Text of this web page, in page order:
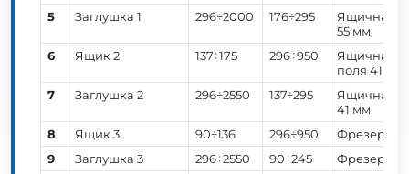
5
Заглушка 1 296÷2000 176÷295
Ящичная
55 мм.
6
Ящик 2 137÷175 296÷950
Ящичная
поля 41 мм.
7
Заглушка 2 296÷2550 137÷295
Ящичная
41 мм.
8
Ящик 3 90÷136 296÷950
9
Заглушка 3 296÷2550 90÷245